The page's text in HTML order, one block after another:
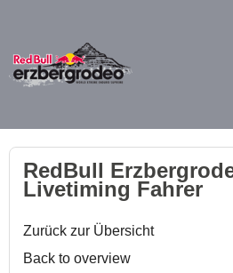
RedBull
Livetiming Fahrer
Zurück zur Übersicht
Back to overview